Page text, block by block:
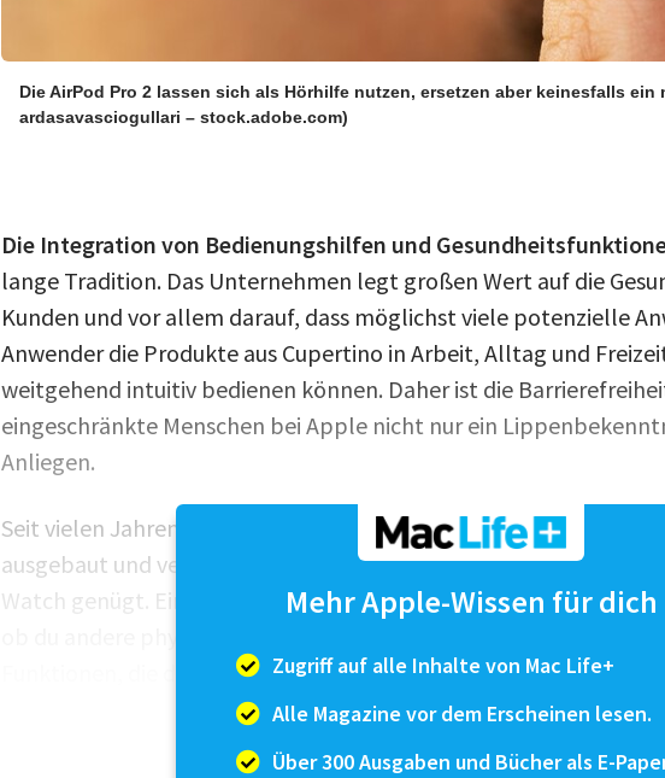
Die AirPod Pro 2 lassen sich als Hörhilfe nutzen, ersetzen aber keinesfalls ein
ardasavasciogullari – stock.adobe.com)
Die Integration von Bedienungshilfen und
lange Tradition. Das Unternehmen legt großen Wert auf die
Kunden und vor allem darauf, dass möglichst viele potenzielle
Anwender die Produkte aus Cupertino in Arbeit, Alltag und
weitgehend intuitiv bedienen können. Daher ist die
eingeschränkte Menschen bei Apple nicht nur ein
Anliegen.
Seit vielen Jahren werden die dazu erforderlichen Apps und
ausgebaut und verfeinert. Ein Blick in die Einstellungen deines
Watch genügt. Einerlei, ob du ein eingeschränktes
Funktionen, die du bei Bedarf selbst aktivieren oder dir von j...
Mehr Apple-Wissen für dich
Zugriff auf alle Inhalte von Mac Life+
Alle Magazine vor dem Erscheinen lesen.
Über 300 Ausgaben und Bücher als E-